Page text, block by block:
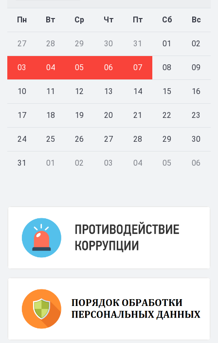
Пн Вт Ср Чт Пт Сб Вс
27 28 29 30 31 01 02
03 04 05 06 07 08 09
10 11 12 13 14 15 16
17 18 19 20 21 22 23
24 25 26 27 28 29 30
31 01 02 03 04 05 06